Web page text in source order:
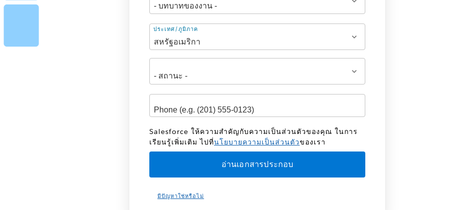
ที่
อยู่
ประเทศ/ภูมิภาค
Salesforce ให้ความสำคัญกับความเป็นส่วนตัวของคุณ ในการ
เรียนรู้เพิ่มเติม ไปที่นโยบายความเป็นส่วนตัวของเรา
มีปัญหาใช่หรือไม่